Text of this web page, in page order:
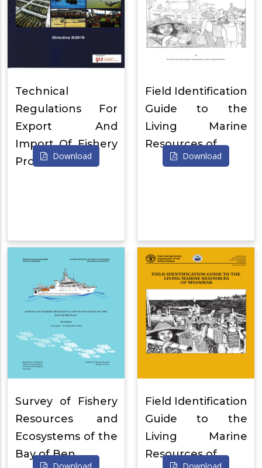
Technical
Regulations For
Export And
Import Of Fishery
Produ…Download
Field Identification
Guide to the
Living Marine
Resources of…
Download
Survey of Fishery
Resources and
Ecosystems of the
Bay of Ben…
Field Identification
Guide to the
Living Marine
Resources of…